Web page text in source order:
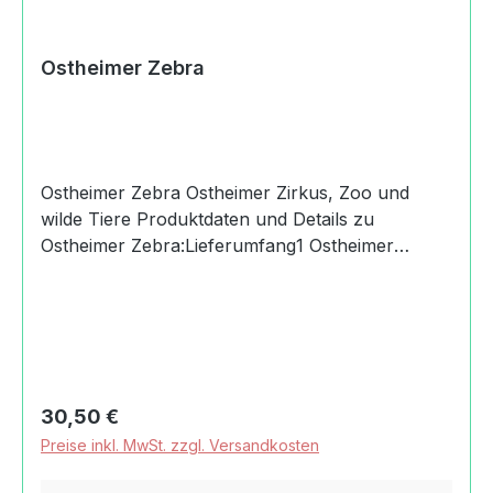
Ostheimer Zebra
Ostheimer Zebra Ostheimer Zirkus, Zoo und
wilde Tiere Produktdaten und Details zu
Ostheimer Zebra:Lieferumfang1 Ostheimer
freies SpielHolz aus heimischen Wäldern wie
Ahorn, Esche und Erlekeine Vorbehandlung
oder Grundierung, transparente Bemalung von
Regulärer Preis:
30,50 €
Preise inkl. MwSt. zzgl. Versandkosten